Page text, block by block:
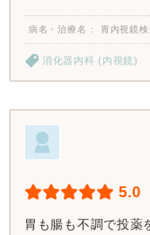
病名・治療名 胃内視鏡
消化器内科 (内視鏡)
5.0
胃も腸も不調で投薬